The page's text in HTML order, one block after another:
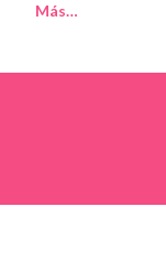
Más…